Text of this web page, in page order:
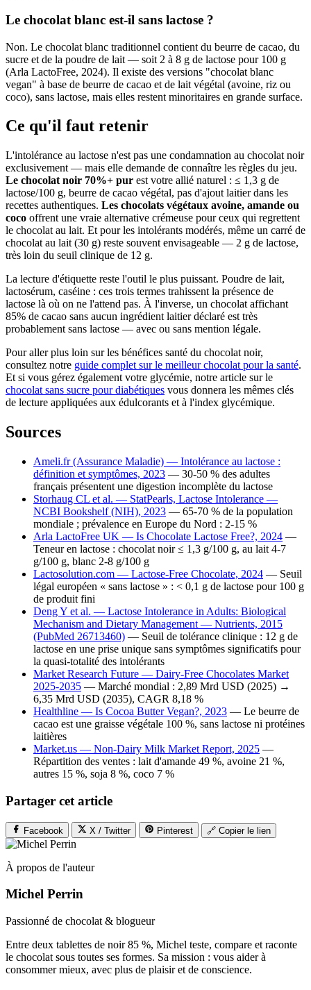
Le chocolat blanc est-il sans lactose ?
Non. Le chocolat blanc traditionnel contient du beurre de cacao, du
sucre et de la poudre de lait — soit 2 à 8 g de lactose pour 100 g
(Arla LactoFree, 2024). Il existe des versions "chocolat blanc
vegan" à base de beurre de cacao et de lait végétal (avoine, riz ou
coco), sans lactose, mais elles restent minoritaires en grande surface.
Ce qu'il faut retenir
L'intolérance au lactose n'est pas une condamnation au chocolat noir
exclusivement — mais elle demande de connaître les règles du jeu.
Le chocolat noir 70%+ pur est votre allié naturel : ≤ 1,3 g de
lactose/100 g, beurre de cacao végétal, pas d'ajout laitier dans les
recettes authentiques. Les chocolats végétaux avoine, amande ou
coco offrent une vraie alternative crémeuse pour ceux qui regrettent
le chocolat au lait. Et pour les intolérants modérés, même un carré de
chocolat au lait (30 g) reste souvent envisageable — 2 g de lactose,
très loin du seuil clinique de 12 g.
La lecture d'étiquette reste l'outil le plus puissant. Poudre de lait,
lactosérum, caséine : ces trois termes trahissent la présence de
lactose là où on ne l'attend pas. À l'inverse, un chocolat affichant
85% de cacao sans aucun ingrédient laitier déclaré est très
probablement sans lactose — avec ou sans mention légale.
Pour aller plus loin sur les bénéfices santé du chocolat noir,
consultez notre guide complet sur le meilleur chocolat pour la santé.
Et si vous gérez également votre glycémie, notre article sur le
chocolat sans sucre pour diabétiques vous donnera les mêmes clés
de lecture appliquées aux édulcorants et à l'index glycémique.
Sources
Ameli.fr (Assurance Maladie) — Intolérance au lactose :
définition et symptômes, 2023 — 30-50 % des adultes
français présentent une digestion incomplète du lactose
Storhaug CL et al. — StatPearls, Lactose Intolerance —
NCBI Bookshelf (NIH), 2023 — 65-70 % de la population
mondiale ; prévalence en Europe du Nord : 2-15 %
Arla LactoFree UK — Is Chocolate Lactose Free?, 2024 —
Teneur en lactose : chocolat noir ≤ 1,3 g/100 g, au lait 4-7
g/100 g, blanc 2-8 g/100 g
Lactosolution.com — Lactose-Free Chocolate, 2024 — Seuil
légal européen « sans lactose » : < 0,1 g de lactose pour 100 g
de produit fini
Deng Y et al. — Lactose Intolerance in Adults: Biological
Mechanism and Dietary Management — Nutrients, 2015
(PubMed 26713460) — Seuil de tolérance clinique : 12 g de
lactose en une prise unique sans symptômes significatifs pour
la quasi-totalité des intolérants
Market Research Future — Dairy-Free Chocolates Market
2025-2035 — Marché mondial : 2,89 Mrd USD (2025) →
6,35 Mrd USD (2035), CAGR 8,18 %
Healthline — Is Cocoa Butter Vegan?, 2023 — Le beurre de
cacao est une graisse végétale 100 %, sans lactose ni protéines
laitières
Market.us — Non-Dairy Milk Market Report, 2025 —
Répartition des ventes : lait d'amande 49 %, avoine 21 %,
autres 15 %, soja 8 %, coco 7 %
Partager cet article
Facebook X / Twitter Pinterest 🔗 Copier le lien
À propos de l'auteur
Michel Perrin
Passionné de chocolat & blogueur
Entre deux tablettes de noir 85 %, Michel teste, compare et raconte
le chocolat sous toutes ses formes. Sa mission : vous aider à
consommer mieux, avec plus de plaisir et de conscience.